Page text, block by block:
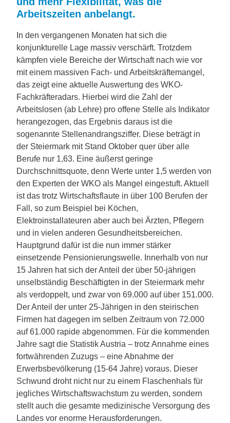
Arbeitszeiten anbelangt.
In den vergangenen Monaten hat sich die
konjunkturelle Lage massiv verschärft. Trotzdem
kämpfen viele Bereiche der Wirtschaft nach wie vor
mit einem massiven Fach- und Arbeitskräftemangel,
das zeigt eine aktuelle Auswertung des WKO-
Fachkräfteradars. Hierbei wird die Zahl der
Arbeitslosen (ab Lehre) pro offene Stelle als Indikator
herangezogen, das Ergebnis daraus ist die
sogenannte Stellenandrangsziffer. Diese beträgt in
der Steiermark mit Stand Oktober quer über alle
Berufe nur 1,63. Eine äußerst geringe
Durchschnittsquote, denn Werte unter 1,5 werden von
den Experten der WKO als Mangel eingestuft. Aktuell
ist das trotz Wirtschaftsflaute in über 100 Berufen der
Fall, so zum Beispiel bei Köchen,
Elektroinstallateuren aber auch bei Ärzten, Pflegern
und in vielen anderen Gesundheitsbereichen.
Hauptgrund dafür ist die nun immer stärker
einsetzende Pensionierungswelle. Innerhalb von nur
15 Jahren hat sich der Anteil der über 50-jährigen
unselbständig Beschäftigten in der Steiermark mehr
als verdoppelt, und zwar von 69.000 auf über 151.000.
Der Anteil der unter 25-Jährigen in den steirischen
Firmen hat dagegen im selben Zeitraum von 72.000
auf 61.000 rapide abgenommen. Für die kommenden
Jahre sagt die Statistik Austria – trotz Annahme eines
fortwährenden Zuzugs – eine Abnahme der
Erwerbsbevölkerung (15-64 Jahre) voraus. Dieser
Schwund droht nicht nur zu einem Flaschenhals für
jegliches Wirtschaftswachstum zu werden, sondern
stellt auch die gesamte medizinische Versorgung des
Landes vor enorme Herausforderungen.